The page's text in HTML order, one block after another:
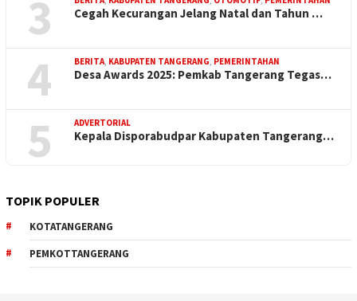
3 Cegah Kecurangan Jelang Natal dan Tahun …
4 BERITA KABUPATEN TANGERANG PEMERINTAHAN
Desa Awards 2025: Pemkab Tangerang Tegas…
5 ADVERTORIAL
Kepala Disporabudpar Kabupaten Tangerang…
TOPIK POPULER
KOTATANGERANG
PEMKOTTANGERANG